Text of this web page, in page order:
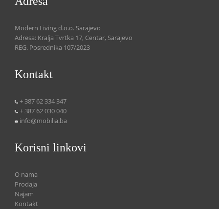
Modern Living d.o.o. Sarajevo
Adresa: Kralja Tvrtka 17, Centar, Sarajevo
REG. Posrednika 107/2023
Kontakt
+ 387 62 334 347
+ 387 62 030 040
info@mobilia.ba
Korisni linkovi
O nama
Prodaja
Najam
Kontakt